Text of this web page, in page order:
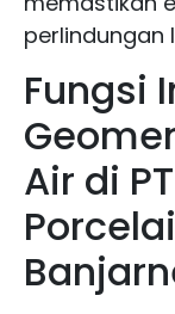
perlindungan
Fungsi
Air di